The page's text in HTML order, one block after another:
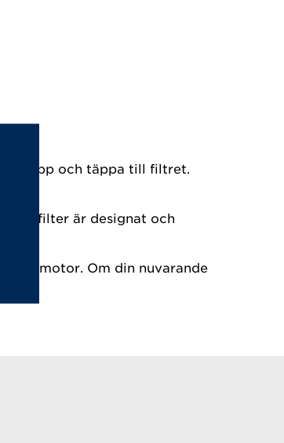
upp och täppa till filtret.
är designat och
ny motor. Om din nuvarande